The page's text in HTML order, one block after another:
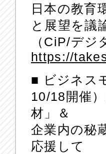
日本の教育
と展望を議
（CiP/デジ
https://
■ ビジネス
10/18開催
材」＆
企業内の秘
応援して